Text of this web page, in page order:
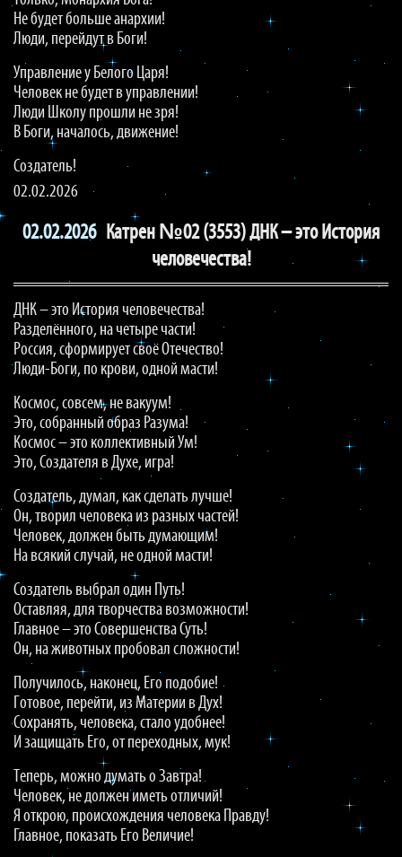
Не будет больше анархии!
Люди, перейдут в Боги!
Управление у Белого Царя!
Человек не будет в управлении!
Люди Школу прошли не зря!
В Боги, началось, движение!
Создатель!
02.02.2026
02.02.2026 Катрен №02 (3553) ДНК – это История
человечества!
ДНК – это История человечества!
Разделённого, на четыре части!
Россия, сформирует своё Отечество!
Люди-Боги, по крови, одной масти!
Космос, совсем, не вакуум!
Это, собранный образ Разума!
Космос – это коллективный Ум!
Это, Создателя в Духе, игра!
Создатель, думал, как сделать лучше!
Он, творил человека из разных частей!
Человек, должен быть думающим!
На всякий случай, не одной масти!
Создатель выбрал один Путь!
Оставляя, для творчества возможности!
Главное – это Совершенства Суть!
Он, на животных пробовал сложности!
Получилось, наконец, Его подобие!
Готовое, перейти, из Материи в Дух!
Сохранять, человека, стало удобнее!
И защищать Его, от переходных, мук!
Теперь, можно думать о Завтра!
Человек, не должен иметь отличий!
Я открою, происхождения человека Правду!
Главное, показать Его Величие!